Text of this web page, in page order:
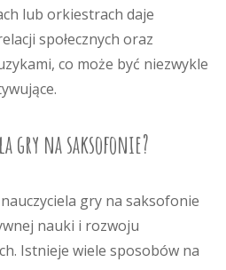
lub orkiestrach daje
społecznych oraz
co może być niezwykle
gry na saksofonie?
gry na saksofonie
nauki i rozwoju
Istnieje wiele sposobów na